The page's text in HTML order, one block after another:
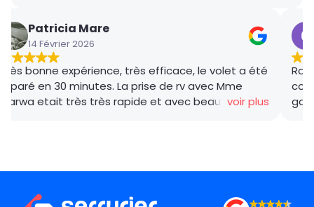
Patricia Mare
14 Février 2026
Très bonne expérience, très efficace, le volet a été
réparé en 30 minutes. La prise de rv avec Mme
Marwa etait très très rapide et avec beaucoup de
voir plus